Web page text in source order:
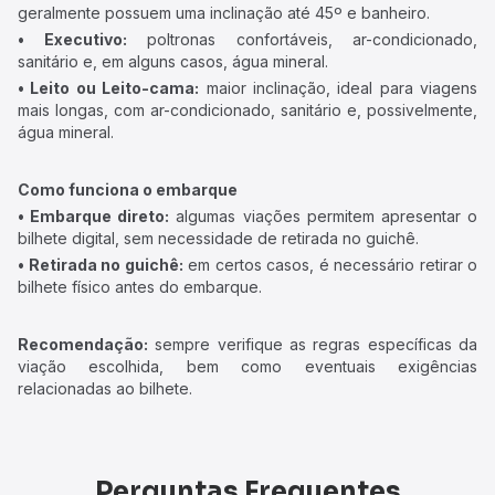
geralmente possuem uma inclinação até 45º e banheiro.
• Executivo: poltronas confortáveis, ar-condicionado,
sanitário e, em alguns casos, água mineral.
• Leito ou Leito-cama: maior inclinação, ideal para viagens
mais longas, com ar-condicionado, sanitário e, possivelmente,
água mineral.
Como funciona o embarque
• Embarque direto: algumas viações permitem apresentar o
bilhete digital, sem necessidade de retirada no guichê.
• Retirada no guichê: em certos casos, é necessário retirar o
bilhete físico antes do embarque.
Recomendação: sempre verifique as regras específicas da
viação escolhida, bem como eventuais exigências
relacionadas ao bilhete.